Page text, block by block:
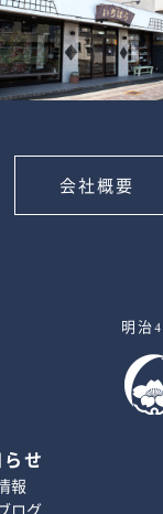
会社概要
明治
せ
報